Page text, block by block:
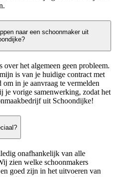
naar een schoonmaker uit
het algemeen geen probleem.
is van je huidige contract met
om in je aanvraag te vermelden
je vorige samenwerking, zodat het
uit Schoondijke!
onafhankelijk van alle
zien welke schoonmakers
goed zijn in het uitvoeren van